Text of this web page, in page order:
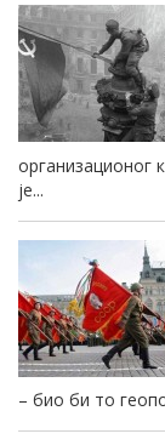
организационог
је...
– био би то